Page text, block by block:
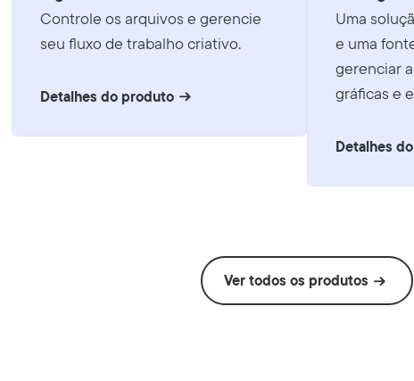
Controle os arquivos e gerencie
seu fluxo de trabalho criativo.
Detalhes do produto
Uma
e uma
gerenciar
gráficas e
Detalhes
Ver todos os produtos